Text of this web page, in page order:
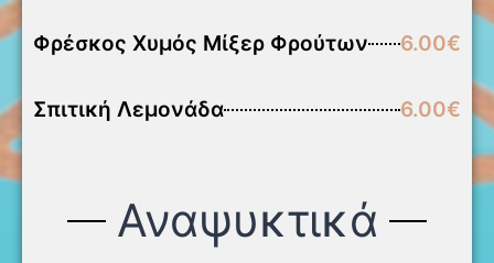
Φρέσκος Χυμός Μίξερ Φρούτων 6.00€
Σπιτική Λεμονάδα 6.00€
Αναψυκτικά